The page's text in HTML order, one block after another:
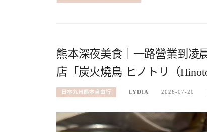
熊本深夜美食｜一路營業到凌
店「炭火燒鳥 ヒノトリ（
日本九州熊本自由行 LYDIA 2026-07-20